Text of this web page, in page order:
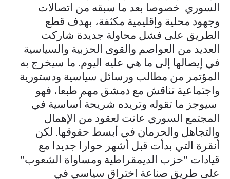
السوري خصوصا بعد ما سبقه من اتصالات
وجهود محلية وإقليمية مكثفة، بهدف قطع
الطريق على فشل محاولة جديدة شاركت
العديد من العواصم والقوى الحزبية والسياسية
في إيصالها إلى ما هي عليه اليوم. ما سيخرج به
المؤتمر من مطالب ورسائل سياسية ودستورية
واجتماعية تناقش مع دمشق مهم طبعا، فهو
سيوجز ما تقوله وتريده شريحة أساسية في
المجتمع السوري عانت لعقود من الإهمال
والتجاهل والحرمان في أبسط حقوقها. لكن
أنقرة التي بدأت قبل أشهر حوارا جديدا مع
قيادات "حزب الديمقراطية ومساواة الشعوب"
على طريق صناعة اختراق سياسي في